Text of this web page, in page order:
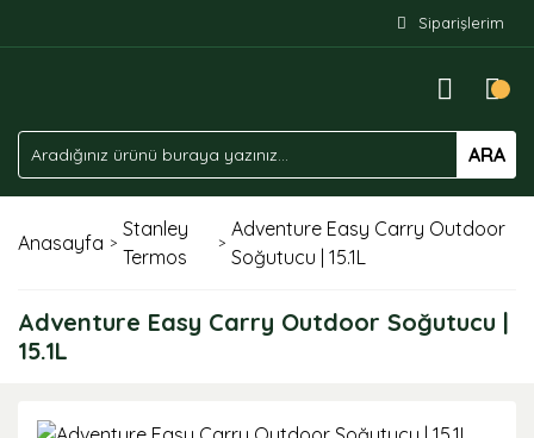
Siparişlerim
ARA
Anasayfa
Stanley
Termos
Adventure Easy Carry Outdoor
Soğutucu | 15.1L
Adventure Easy Carry Outdoor Soğutucu |
15.1L